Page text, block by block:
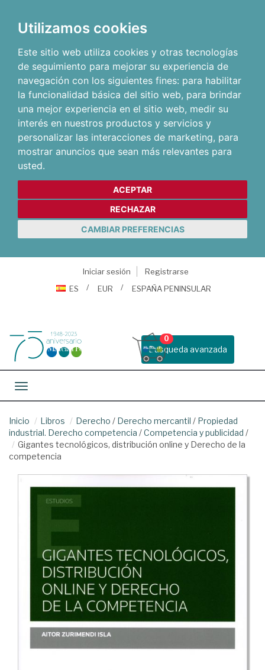
Utilizamos cookies
Este sitio web utiliza cookies y otras tecnologías
de seguimiento para mejorar su experiencia de
navegación con los siguientes fines: para habilitar
la funcionalidad básica del sitio web, para brindar
una mejor experiencia en el sitio web, medir su
interés en nuestros productos y servicios y
personalizar las interacciones de marketing, para
mostrar anuncios que sean más relevantes para
usted.
ACEPTAR
RECHAZAR
CAMBIAR PREFERENCIAS
Iniciar sesión
Registrarse
ES
EUR ESPAÑA PENINSULAR
Busqueda avanzada
0
Toggle navigation
Inicio Libros Derecho / Derecho mercantil / Propiedad
industrial. Derecho competencia /Competencia y publicidad /
Gigantes tecnológicos, distribución online y Derecho de la
competencia